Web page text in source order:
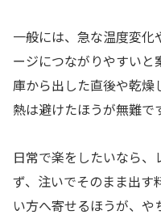
一般には、急な温度変化
ージにつながりやすい
庫から出した直後や乾燥
熱は避けたほうが無難で
日常で楽をしたいなら
ず、注いでそのまま出す
い方へ寄せるほうが、や